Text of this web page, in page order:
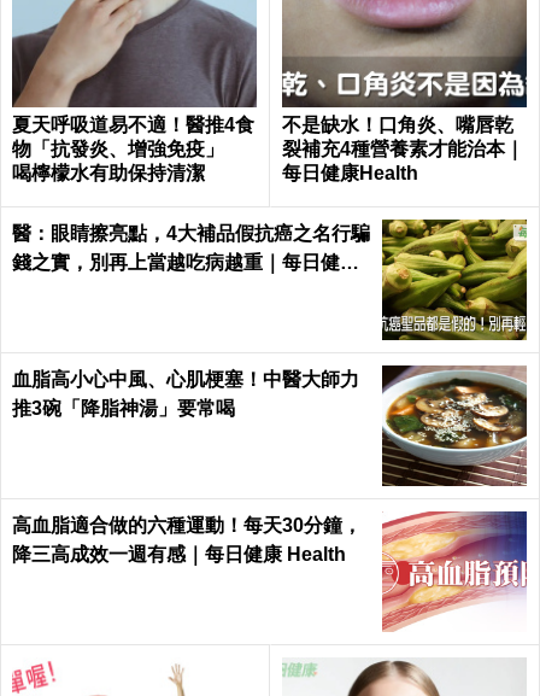
夏天呼吸道易不適！醫推4食
物「抗發炎、增強免疫」
喝檸檬水有助保持清潔
不是缺水！口角炎、嘴唇乾
裂補充4種營養素才能治本｜
每日健康Health
醫：眼睛擦亮點，4大補品假抗癌之名行騙
錢之實，別再上當越吃病越重｜每日健康
血脂高小心中風、心肌梗塞！中醫大師力
推3碗「降脂神湯」要常喝
高血脂適合做的六種運動！每天30分鐘，
降三高成效一週有感｜每日健康 Health